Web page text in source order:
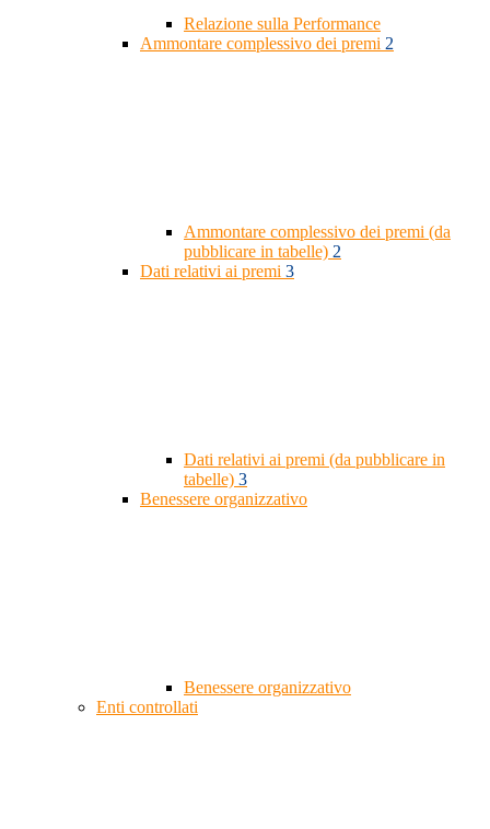
Relazione sulla Performance
Ammontare complessivo dei premi 2
Ammontare complessivo dei premi (da
pubblicare in tabelle) 2
Dati relativi ai premi 3
Dati relativi ai premi (da pubblicare in
tabelle) 3
Benessere organizzativo
Benessere organizzativo
Enti controllati